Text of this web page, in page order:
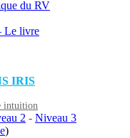
du RV
Le livre
IRIS
intuition
2 - Niveau 3
)